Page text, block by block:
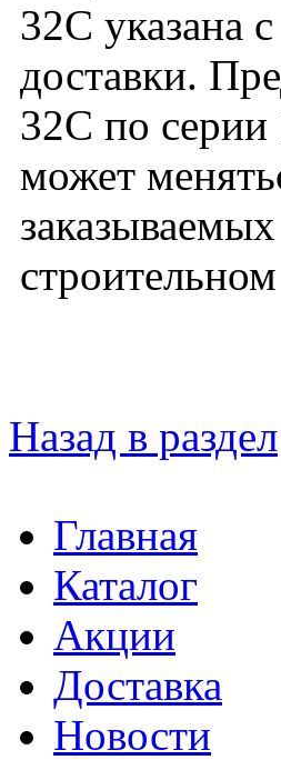
32C указана
доставки.
32C по серии
может
Назад в раздел
Главная
Каталог
Акции
Доставка
Новости